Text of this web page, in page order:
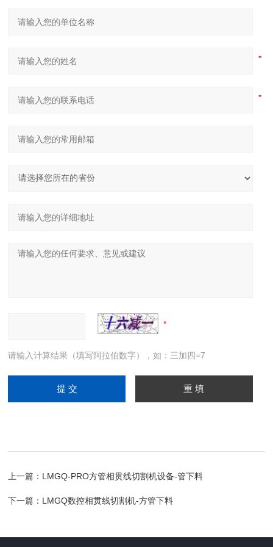
请输入计算结果（填写阿拉伯数字），如：三加四=7
上一篇： LMGQ-PRO方管相贯线切割机设备-管下料
下一篇： LMGQ数控相贯线切割机-方管下料